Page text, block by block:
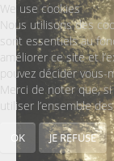
We use cookies
Nous utilisons des
sont essentiels au
améliorer ce site et
pouvez décider vous-
Merci de noter que,
utiliser l’ensemble
OK JE REFUSE